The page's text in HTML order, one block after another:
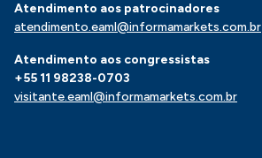
Atendimento aos patrocinadores
atendimento.eaml@informamarkets.com.br
Atendimento aos congressistas
+55 11 98238-0703
visitante.eaml@informamarkets.com.br